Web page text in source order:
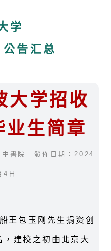
学
告汇总
大学招收
业生简章
書院 發佈日期：2024
4日
王包玉刚先生捐资创
建校之初由北京大